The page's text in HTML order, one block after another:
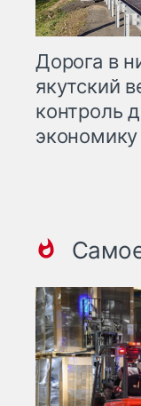
Дорога в
якутский
контроль
экономику